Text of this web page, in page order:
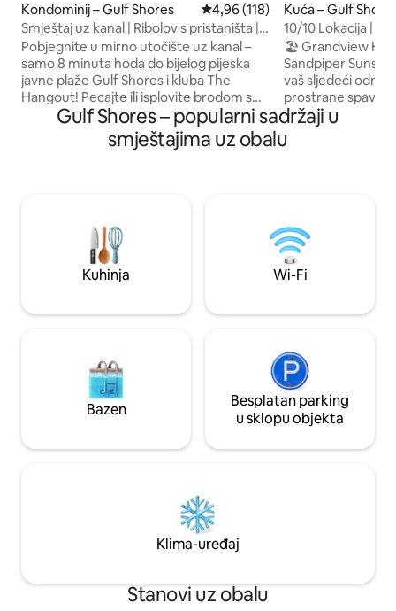
Kondominij – Gulf Shores Prosječna ocjena: 4,96/5,
4,96 (118)
Smještaj uz kanal | Ribolov s pristaništa |
Pješačenje do plaže
Pobjegnite u mirno utočište uz kanal –
samo 8 minuta hoda do bijelog pijeska
javne plaže Gulf Shores i kluba The
Hangout! Pecajte ili isplovite brodom s
lako dostupnih pristaništa uzduž kanala.
Pijuckajte kavu i opustite se na velikoj
terasi s predivnim pogledom na obalu.
namirnicama i aktivnostima. Besplatna
oprema za plažu i parkiralište su
za umirovljenike – obratite nam se za
Kuća – Gulf
10/10 Lokacija |
lagune |Psi
🏖️ Grandview
Sandpiper Sunset
vaš sljedeći
prostrane
krevetom, 1 s
odvojenim
Velika otvorena
večeri 👉 Na
daske za
za plažu,
hoda do plaže i
Gulf Shores – popularni sadržaji u
smještajima uz obalu
Kuhinja Wi-Fi
Bazen
Besplatan parking
u sklopu objekta
Klima-uređaj
Stanovi uz obalu